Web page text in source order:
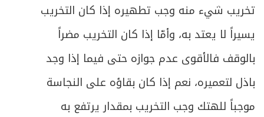
تخريب شيء منه وجب تطهيره إذا كان التخريب
يسيراً لا يعتد به، وأمّا إذا كان التخريب مضراً
بالوقف فالأقوى عدم جوازه حتى فيما إذا وجد
باذل لتعميره، نعم إذا كان بقاؤه على النجاسة
موجباً للهتك وجب التخريب بمقدار يرتفع به